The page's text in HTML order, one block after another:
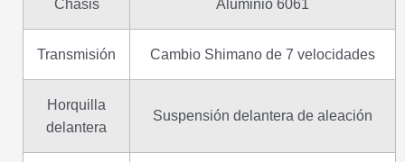
Chasis Aluminio 6061
Transmisión Cambio Shimano de 7 velocidades
Horquilla
delantera
Suspensión delantera de aleación